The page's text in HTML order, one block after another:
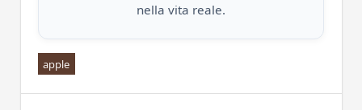
nella vita reale.
apple